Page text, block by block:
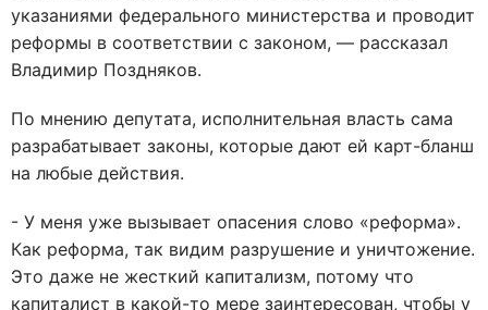
указаниями федерального министерства и проводит
реформы в соответствии с законом, — рассказал
Владимир Поздняков.
По мнению депутата, исполнительная власть сама
разрабатывает законы, которые дают ей карт-бланш
на любые действия.
- У меня уже вызывает опасения слово «реформа».
Как реформа, так видим разрушение и уничтожение.
Это даже не жесткий капитализм, потому что
капиталист в какой-то мере заинтересован, чтобы у